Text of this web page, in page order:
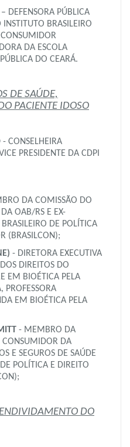
DEFENSORA PÚBLICA
INSTITUTO BRASILEIRO
DA ESCOLA
DO CEARÁ.
DE SAÚDE,
PACIENTE IDOSO
- CONSELHEIRA
PRESIDENTE DA CDPI
DA COMISSÃO DO
OAB/RS E EX-
DE POLÍTICA
(BRASILCON);
- DIRETORA EXECUTIVA
DIREITOS DO
EM BIOÉTICA PELA
PROFESSORA
EM BIOÉTICA PELA
- MEMBRO DA
DA
E SEGUROS DE SAÚDE
POLÍTICA E DIREITO
DO